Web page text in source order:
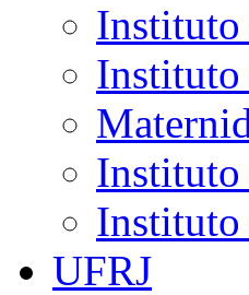
Instituto
Instituto
UFRJ